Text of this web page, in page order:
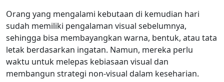
Orang yang mengalami kebutaan di kemudian hari
sudah memiliki pengalaman visual sebelumnya,
sehingga bisa membayangkan warna, bentuk, atau tata
letak berdasarkan ingatan. Namun, mereka perlu
waktu untuk melepas kebiasaan visual dan
membangun strategi non-visual dalam keseharian.